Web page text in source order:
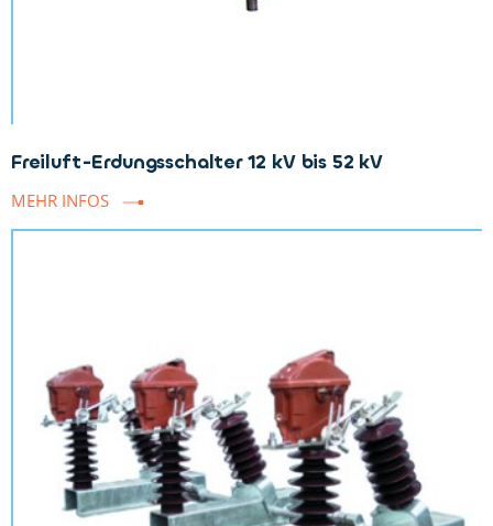
Freiluft-Erdungsschalter 12 kV bis 52 kV
MEHR INFOS